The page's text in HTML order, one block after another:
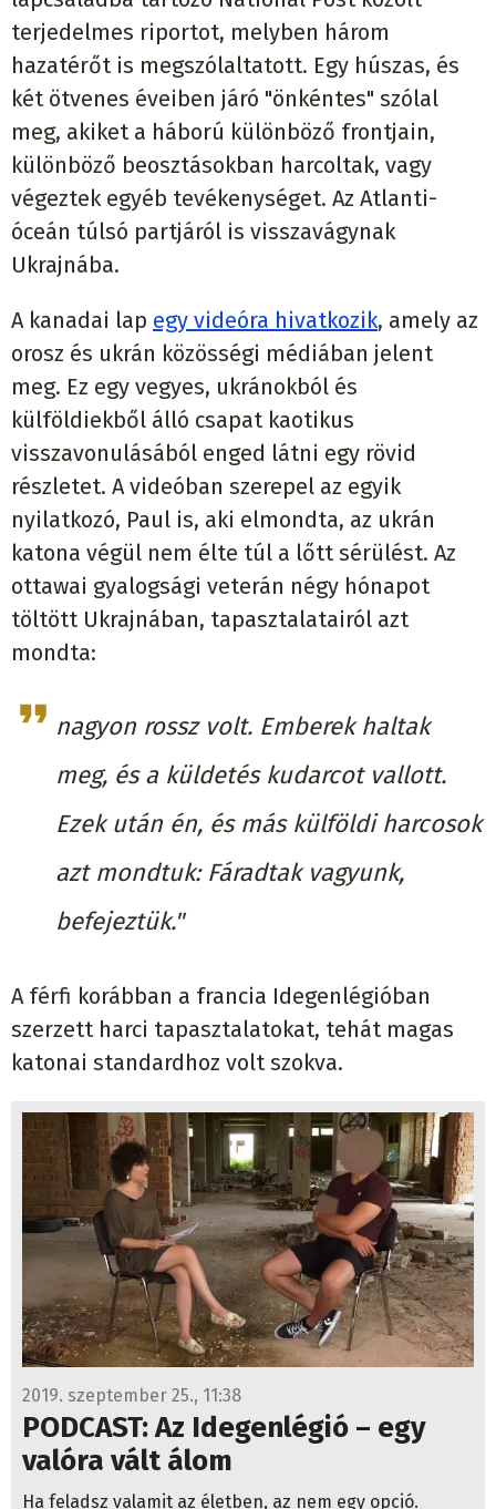
terjedelmes riportot, melyben három
hazatérőt is megszólaltatott. Egy húszas, és
két ötvenes éveiben járó "önkéntes" szólal
meg, akiket a háború különböző frontjain,
különböző beosztásokban harcoltak, vagy
végeztek egyéb tevékenységet. Az Atlanti-
óceán túlsó partjáról is visszavágynak
Ukrajnába.
A kanadai lap egy videóra hivatkozik, amely az
orosz és ukrán közösségi médiában jelent
meg. Ez egy vegyes, ukránokból és
külföldiekből álló csapat kaotikus
visszavonulásából enged látni egy rövid
részletet. A videóban szerepel az egyik
nyilatkozó, Paul is, aki elmondta, az ukrán
katona végül nem élte túl a lőtt sérülést. Az
ottawai gyalogsági veterán négy hónapot
töltött Ukrajnában, tapasztalatairól azt
mondta:
nagyon rossz volt. Emberek haltak
meg, és a küldetés kudarcot vallott.
Ezek után én, és más külföldi harcosok
azt mondtuk: Fáradtak vagyunk,
befejeztük."
A férfi korábban a francia Idegenlégióban
szerzett harci tapasztalatokat, tehát magas
katonai standardhoz volt szokva.
2019. szeptember 25., 11:38
PODCAST: Az Idegenlégió – egy
valóra vált álom
Ha feladsz valamit az életben, az nem egy opció.